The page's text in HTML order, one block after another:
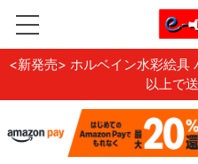
<新発売> ホルベイン水彩絵具
以上で